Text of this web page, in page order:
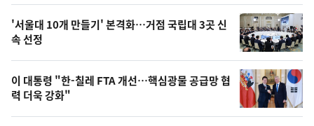
오
늘
의
사
진
'서울대 10개 만들기' 본격화…거점 국립대 3곳 신
속 선정
이 대통령 "한-칠레 FTA 개선…핵심광물 공급망 협
력 더욱 강화"